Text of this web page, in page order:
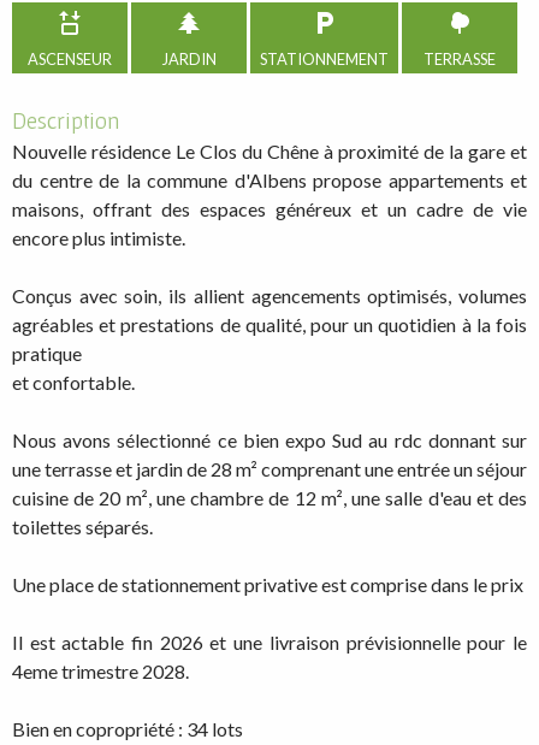
ASCENSEUR JARDIN STATIONNEMENT TERRASSE
Description
Nouvelle résidence Le Clos du Chêne à proximité de la gare et
du centre de la commune d'Albens propose appartements et
maisons, offrant des espaces généreux et un cadre de vie
encore plus intimiste.
Conçus avec soin, ils allient agencements optimisés, volumes
agréables et prestations de qualité, pour un quotidien à la fois
pratique
et confortable.
Nous avons sélectionné ce bien expo Sud au rdc donnant sur
une terrasse et jardin de 28 m² comprenant une entrée un séjour
cuisine de 20 m², une chambre de 12 m², une salle d'eau et des
toilettes séparés.
Une place de stationnement privative est comprise dans le prix
Il est actable fin 2026 et une livraison prévisionnelle pour le
4eme trimestre 2028.
Bien en copropriété : 34 lots